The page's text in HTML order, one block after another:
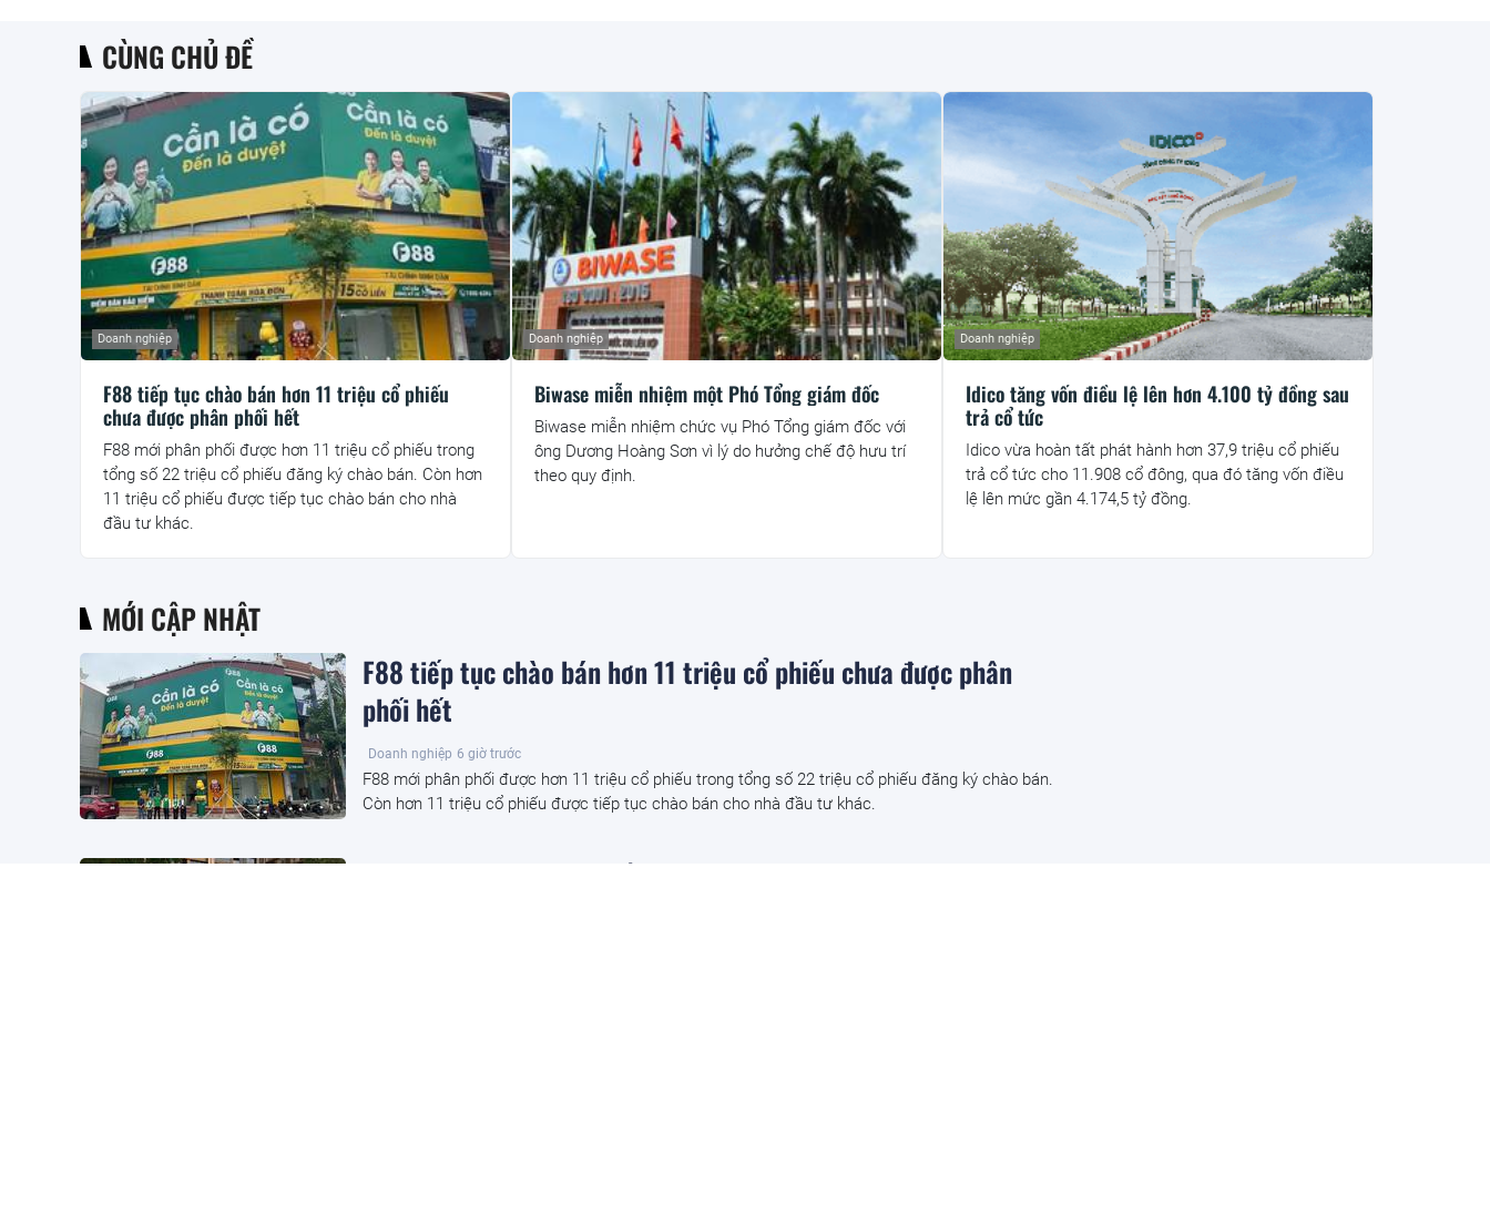
CÙNG CHỦ ĐỀ
F88 tiếp tục chào bán hơn 11 triệu cổ phiếu
chưa được phân phối hết
Doanh nghiệp
F88 mới phân phối được hơn 11 triệu cổ phiếu trong
tổng số 22 triệu cổ phiếu đăng ký chào bán. Còn hơn
11 triệu cổ phiếu được tiếp tục chào bán cho nhà
đầu tư khác.
Biwase miễn nhiệm một Phó Tổng giám đốc
Doanh nghiệp
Biwase miễn nhiệm chức vụ Phó Tổng giám đốc với
ông Dương Hoàng Sơn vì lý do hưởng chế độ hưu trí
theo quy định.
Idico tăng vốn điều lệ lên hơn 4.100 tỷ đồng sau
trả cổ tức
Doanh nghiệp
Idico vừa hoàn tất phát hành hơn 37,9 triệu cổ phiếu
trả cổ tức cho 11.908 cổ đông, qua đó tăng vốn điều
lệ lên mức gần 4.174,5 tỷ đồng.
MỚI CẬP NHẬT
F88 tiếp tục chào bán hơn 11 triệu cổ phiếu chưa được phân
phối hết
Doanh nghiệp 6 giờ trước
F88 mới phân phối được hơn 11 triệu cổ phiếu trong tổng số 22 triệu cổ phiếu đăng ký chào bán.
Còn hơn 11 triệu cổ phiếu được tiếp tục chào bán cho nhà đầu tư khác.
The Magnolia: Nơi bản sắc cá nhân hiện diện trong từng khung